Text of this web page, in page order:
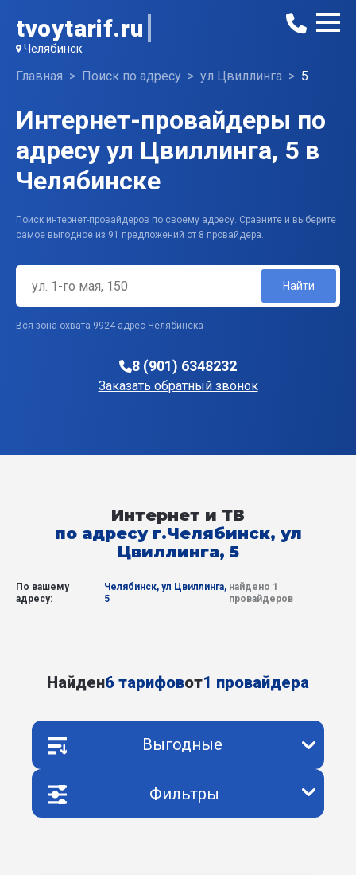
tvoytarif.ru
Челябинск
Главная Поиск по адресу ул Цвиллинга 5
Интернет-провайдеры по
адресу ул Цвиллинга, 5 в
Челябинске
Поиск интернет-провайдеров по своему адресу. Сравните и выберите
самое выгодное из 91 предложений от 8 провайдера.
Найти
Вся зона охвата 9924 адрес Челябинска
8 (901) 6348232
Заказать обратный звонок
Интернет и ТВ
по адресу г.Челябинск, ул
Цвиллинга, 5
По вашему
адресу:
Челябинск, ул Цвиллинга,
5
найдено 1
провайдеров
Найден6 тарифовот1 провайдера
Выгодные
Фильтры